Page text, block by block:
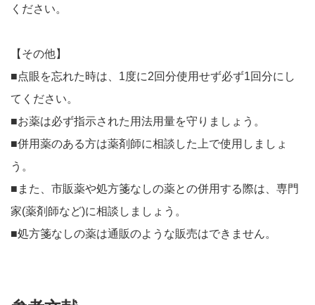
ください。
【その他】
■点眼を忘れた時は、1度に2回分使用せず必ず1回分にし
てください。
■お薬は必ず指示された用法用量を守りましょう。
■併用薬のある方は薬剤師に相談した上で使用しましょ
う。
■また、市販薬や処方箋なしの薬との併用する際は、専門
家(薬剤師など)に相談しましょう。
■処方箋なしの薬は通販のような販売はできません。